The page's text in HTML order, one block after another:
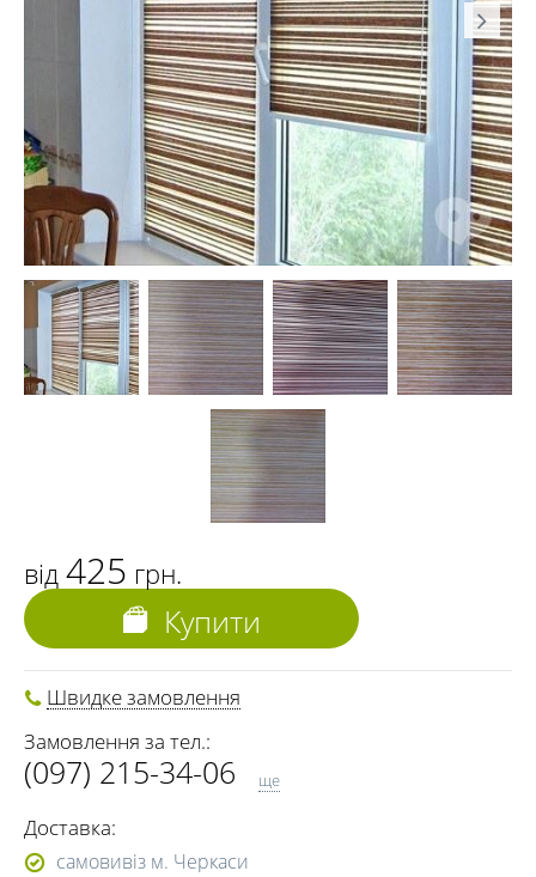
від 425 грн.
Купити
Швидке замовлення
Замовлення за тел.:
(097) 215-34-06
(095) 093-22-70
ще
Доставка:
самовивіз м. Черкаси